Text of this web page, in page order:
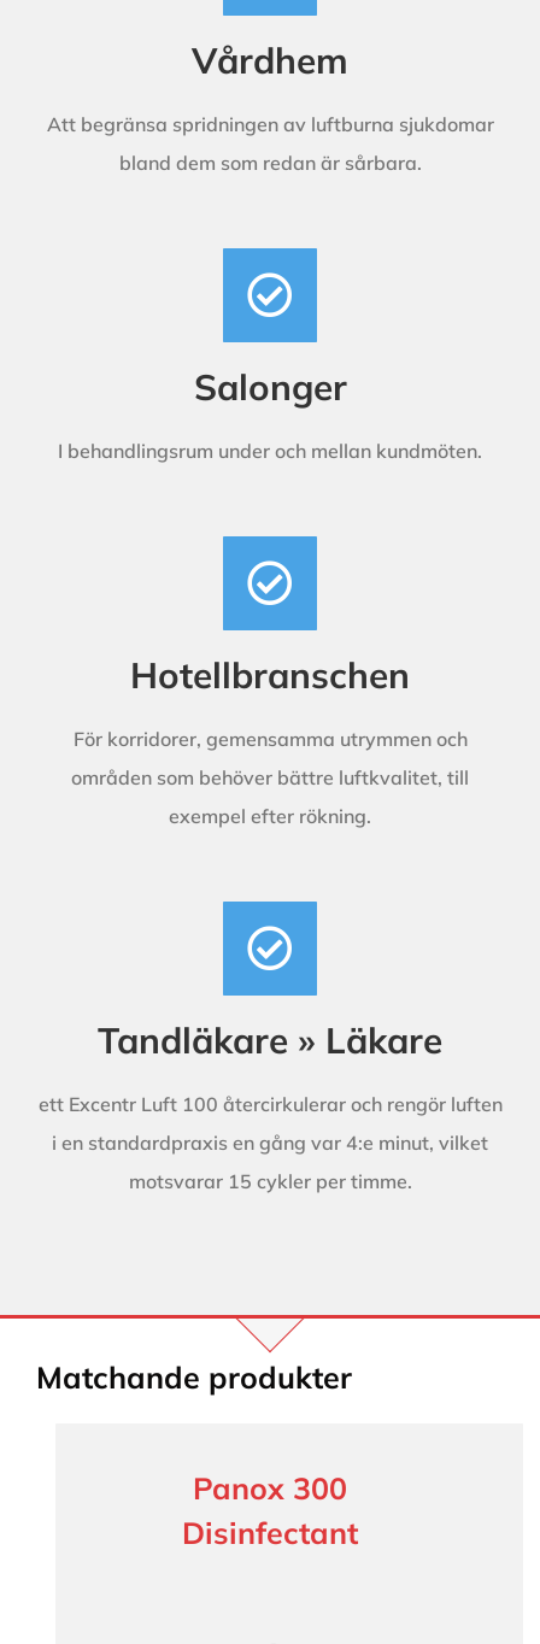
Vårdhem
Att begränsa spridningen av luftburna sjukdomar
bland dem som redan är sårbara.
Salonger
I behandlingsrum under och mellan kundmöten.
Hotellbranschen
För korridorer, gemensamma utrymmen och
områden som behöver bättre luftkvalitet, till
exempel efter rökning.
Tandläkare » Läkare
ett Excentr Luft 100 återcirkulerar och rengör luften
i en standardpraxis en gång var 4:e minut, vilket
motsvarar 15 cykler per timme.
Matchande produkter
Panox 300
Disinfectant